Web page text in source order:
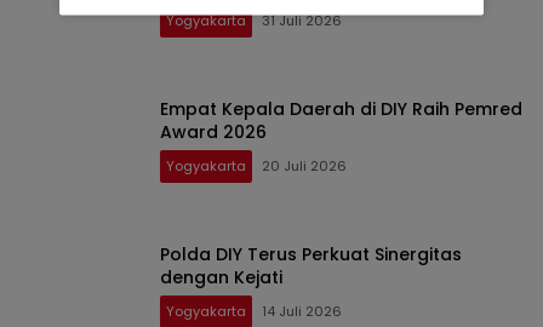
Yogyakarta 31 Juli 2026
Empat Kepala Daerah di DIY Raih Pemred
Award 2026
Yogyakarta 20 Juli 2026
Polda DIY Terus Perkuat Sinergitas
dengan Kejati
Yogyakarta 14 Juli 2026